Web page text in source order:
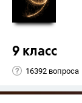
9 класс
16392 вопроса